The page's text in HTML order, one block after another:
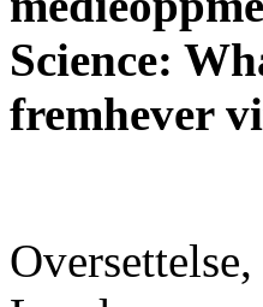
Science:
fremhever